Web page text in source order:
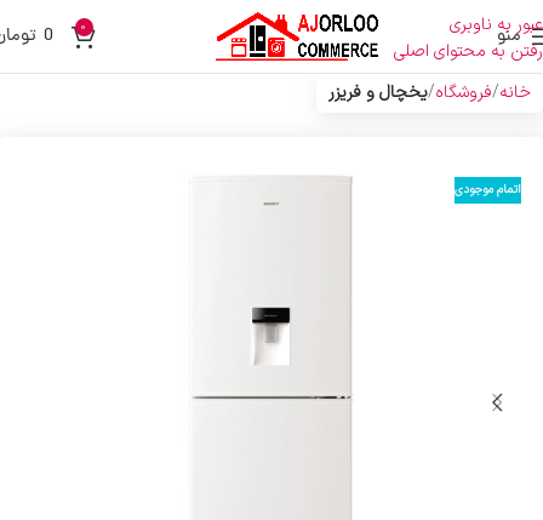
عبور به ناوبری
رفتن به محتوای اصلی
منو 0
0
خانه فروشگاه یخچال و فریزر
اتمام موجودی